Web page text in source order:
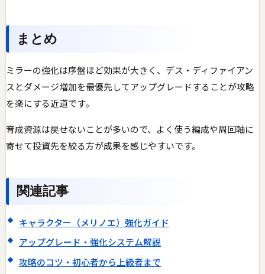
まとめ
ミラーの強化は序盤ほど効果が大きく、デス・ディファイアン
スとダメージ増加を最優先してアップグレードすることが攻略
を楽にする近道です。
育成資源は戻せないことが多いので、よく使う編成や周回軸に
寄せて投資先を絞る方が成果を感じやすいです。
関連記事
キャラクター（メリノエ）強化ガイド
アップグレード・強化システム解説
攻略のコツ・初心者から上級者まで